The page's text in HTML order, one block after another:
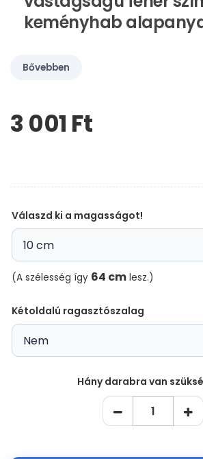
keményhab
Bővebben
Kérem,
hagyja
3 001 Ft‎
Válaszd ki a magasságot!
(A szélesség így 64 cm lesz.)
Kétoldalú ragasztószalag
Hány darabra van